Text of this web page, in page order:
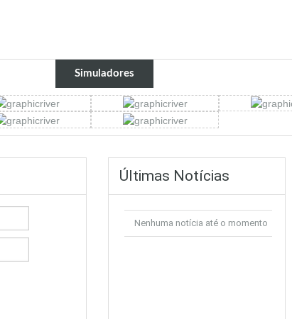
Simuladores
Últimas Notícias
Nenhuma notícia até o momento